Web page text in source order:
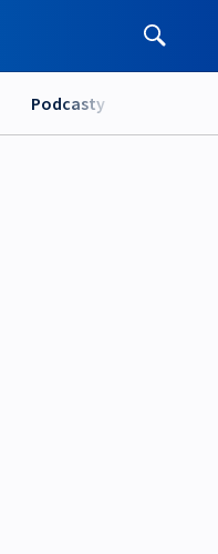
Podcasty